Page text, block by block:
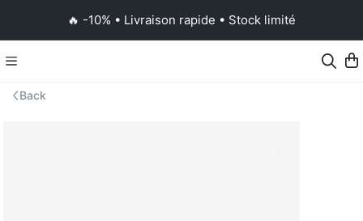
🔥 -10% • Livraison rapide • Stock limité
Back